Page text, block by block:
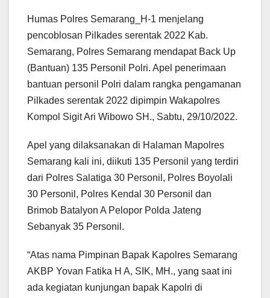
Humas Polres Semarang_H-1 menjelang
pencoblosan Pilkades serentak 2022 Kab.
Semarang, Polres Semarang mendapat Back Up
(Bantuan) 135 Personil Polri. Apel penerimaan
bantuan personil Polri dalam rangka pengamanan
Pilkades serentak 2022 dipimpin Wakapolres
Kompol Sigit Ari Wibowo SH., Sabtu, 29/10/2022.
Apel yang dilaksanakan di Halaman Mapolres
Semarang kali ini, diikuti 135 Personil yang terdiri
dari Polres Salatiga 30 Personil, Polres Boyolali
30 Personil, Polres Kendal 30 Personil dan
Brimob Batalyon A Pelopor Polda Jateng
Sebanyak 35 Personil.
“Atas nama Pimpinan Bapak Kapolres Semarang
AKBP Yovan Fatika H A, SIK, MH., yang saat ini
ada kegiatan kunjungan bapak Kapolri di